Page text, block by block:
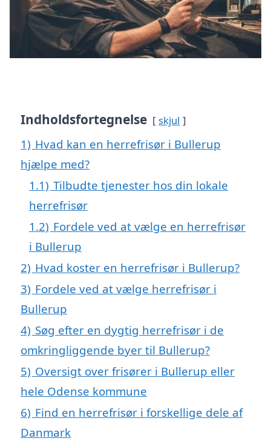
Indholdsfortegnelse skjul
1) Hvad kan en herrefrisør i Bullerup
hjælpe med?
1.1) Tilbudte tjenester hos din lokale
herrefrisør
1.2) Fordele ved at vælge en herrefrisør
i Bullerup
2) Hvad koster en herrefrisør i Bullerup?
3) Fordele ved at vælge herrefrisør i
Bullerup
4) Søg efter en dygtig herrefrisør i de
omkringliggende byer til Bullerup?
5) Oversigt over frisører i Bullerup eller
hele Odense kommune
6) Find en herrefrisør i forskellige dele af
Danmark